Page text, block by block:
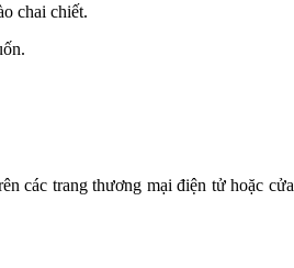
chai chiết.
các trang thương mại điện tử hoặc cửa